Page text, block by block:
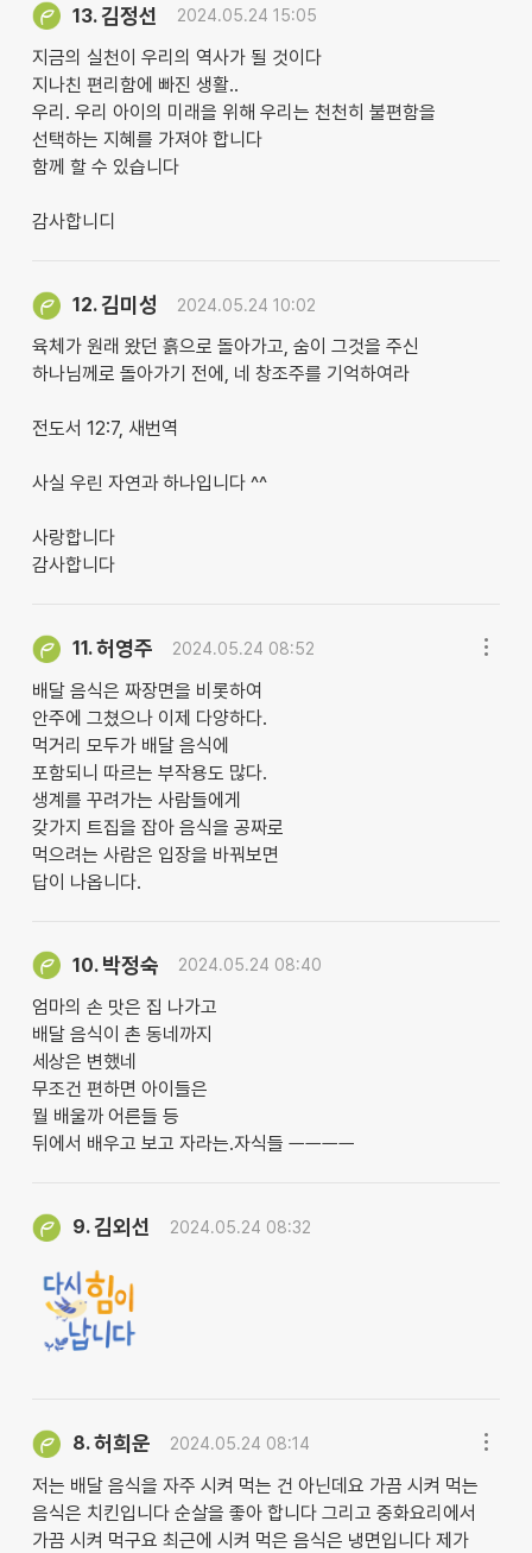
13.김정선 2024.05.24 15:05
지금의 실천이 우리의 역사가 될 것이다
지나친 편리함에 빠진 생활..
우리. 우리 아이의 미래을 위해 우리는 천천히 불편함을
선택하는 지혜를 가져야 합니다
함께 할 수 있습니다
감사합니디
12.김미성 2024.05.24 10:02
육체가 원래 왔던 흙으로 돌아가고, 숨이 그것을 주신
하나님께로 돌아가기 전에, 네 창조주를 기억하여라
전도서 12:7, 새번역
사실 우린 자연과 하나입니다 ^^
사랑합니다
감사합니다
11.허영주 2024.05.24 08:52
배달 음식은 짜장면을 비롯하여
안주에 그쳤으나 이제 다양하다.
먹거리 모두가 배달 음식에
포함되니 따르는 부작용도 많다.
생계를 꾸려가는 사람들에게
갖가지 트집을 잡아 음식을 공짜로
먹으려는 사람은 입장을 바꿔보면
답이 나옵니다.
10. 박정숙 2024.05.24 08:40
엄마의 손 맛은 집 나가고
배달 음식이 촌 동네까지
세상은 변했네
무조건 편하면 아이들은
뭘 배울까 어른들 등
뒤에서 배우고 보고 자라는.자식들 ㅡㅡㅡㅡ
9.김외선 2024.05.24 08:32
8.허희운 2024.05.24 08:14
저는 배달 음식을 자주 시켜 먹는 건 아닌데요 가끔 시켜 먹는
음식은 치킨입니다 순살을 좋아 합니다 그리고 중화요리에서
가끔 시켜 먹구요 최근에 시켜 먹은 음식은 냉면입니다 제가